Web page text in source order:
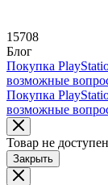
15708
Блог
Покупка
возможные
Покупка
возможные
Товар не
Закрыть